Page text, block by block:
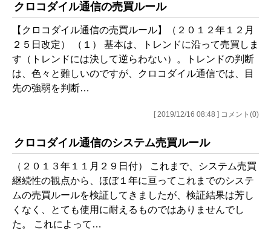
クロコダイル通信の売買ルール
【クロコダイル通信の売買ルール】（２０１２年１２月
２５日改定） （１） 基本は、トレンドに沿って売買しま
す（トレンドには決して逆らわない）。トレンドの判断
は、色々と難しいのですが、クロコダイル通信では、目
先の強弱を判断…
[ 2019/12/16 08:48 ] コメント(0)
クロコダイル通信のシステム売買ルール
（２０１３年１１月２９日付） これまで、システム売買
継続性の観点から、ほぼ１年に亘ってこれまでのシステ
ムの売買ルールを検証してきましたが、検証結果は芳し
くなく、とても使用に耐えるものではありませんでし
た。 これによって…